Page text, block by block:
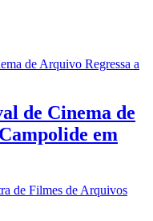
de Cinema de
em
de Filmes de Arquivos